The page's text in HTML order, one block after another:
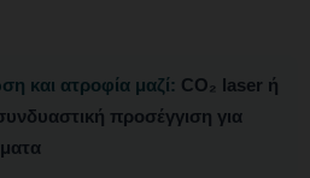
και ατροφία μαζί: CO₂ laser ή
προσέγγιση για